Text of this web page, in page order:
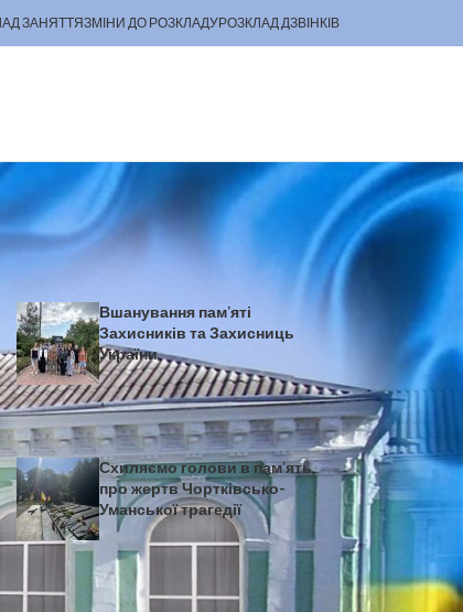
ЗАНЯТТЯЗМІНИ ДО РОЗКЛАДУРОЗКЛАД ДЗВІНКІВ
Останні новини
Вшанування пам’яті
Захисників та Захисниць
України
Схиляємо голови в пам’ять
про жертв Чортківсько-
Уманської трагедії